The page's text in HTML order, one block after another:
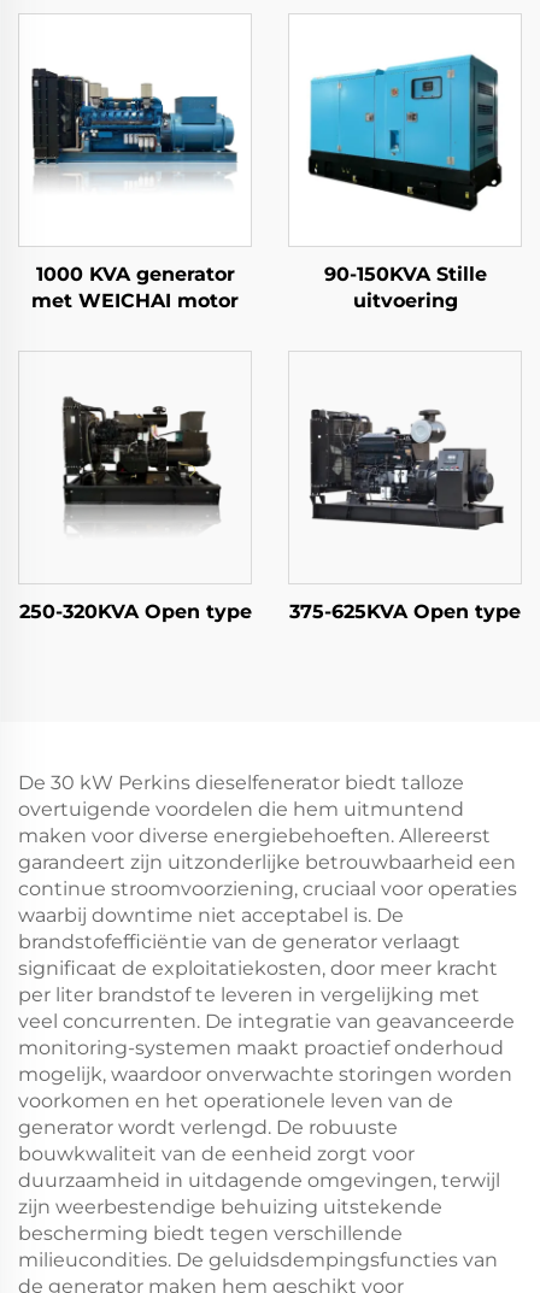
1000 KVA generator
met WEICHAI motor
90-150KVA Stille
uitvoering
250-320KVA Open type 375-625KVA Open type
De 30 kW Perkins dieselfenerator biedt talloze
overtuigende voordelen die hem uitmuntend
maken voor diverse energiebehoeften. Allereerst
garandeert zijn uitzonderlijke betrouwbaarheid een
continue stroomvoorziening, cruciaal voor operaties
waarbij downtime niet acceptabel is. De
brandstofefficiëntie van de generator verlaagt
significaat de exploitatiekosten, door meer kracht
per liter brandstof te leveren in vergelijking met
veel concurrenten. De integratie van geavanceerde
monitoring-systemen maakt proactief onderhoud
mogelijk, waardoor onverwachte storingen worden
voorkomen en het operationele leven van de
generator wordt verlengd. De robuuste
bouwkwaliteit van de eenheid zorgt voor
duurzaamheid in uitdagende omgevingen, terwijl
zijn weerbestendige behuizing uitstekende
bescherming biedt tegen verschillende
milieucondities. De geluidsdempingsfuncties van
de generator maken hem geschikt voor